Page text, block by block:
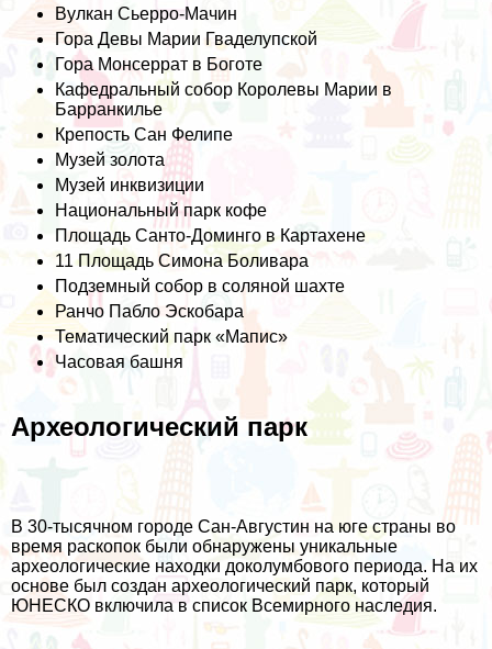
Вулкан Сьерро-Мачин
Гора Девы Марии Гваделупской
Гора Монсеррат в Боготе
Кафедральный собор Королевы Марии в
Барранкилье
Крепость Сан Фелипе
Музей золота
Музей инквизиции
Национальный парк кофе
Площадь Санто-Доминго в Картахене
11 Площадь Симона Боливара
Подземный собор в соляной шахте
Ранчо Пабло Эскобара
Тематический парк «Мапис»
Часовая башня
Археологический парк
В 30-тысячном городе Сан-Августин на юге страны во
время раскопок были обнаружены уникальные
археологические находки доколумбового периода. На их
основе был создан археологический парк, который
ЮНЕСКО включила в список Всемирного наследия.